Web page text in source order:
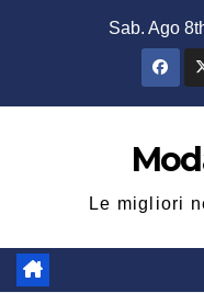
Sab. Ago
Le migliori